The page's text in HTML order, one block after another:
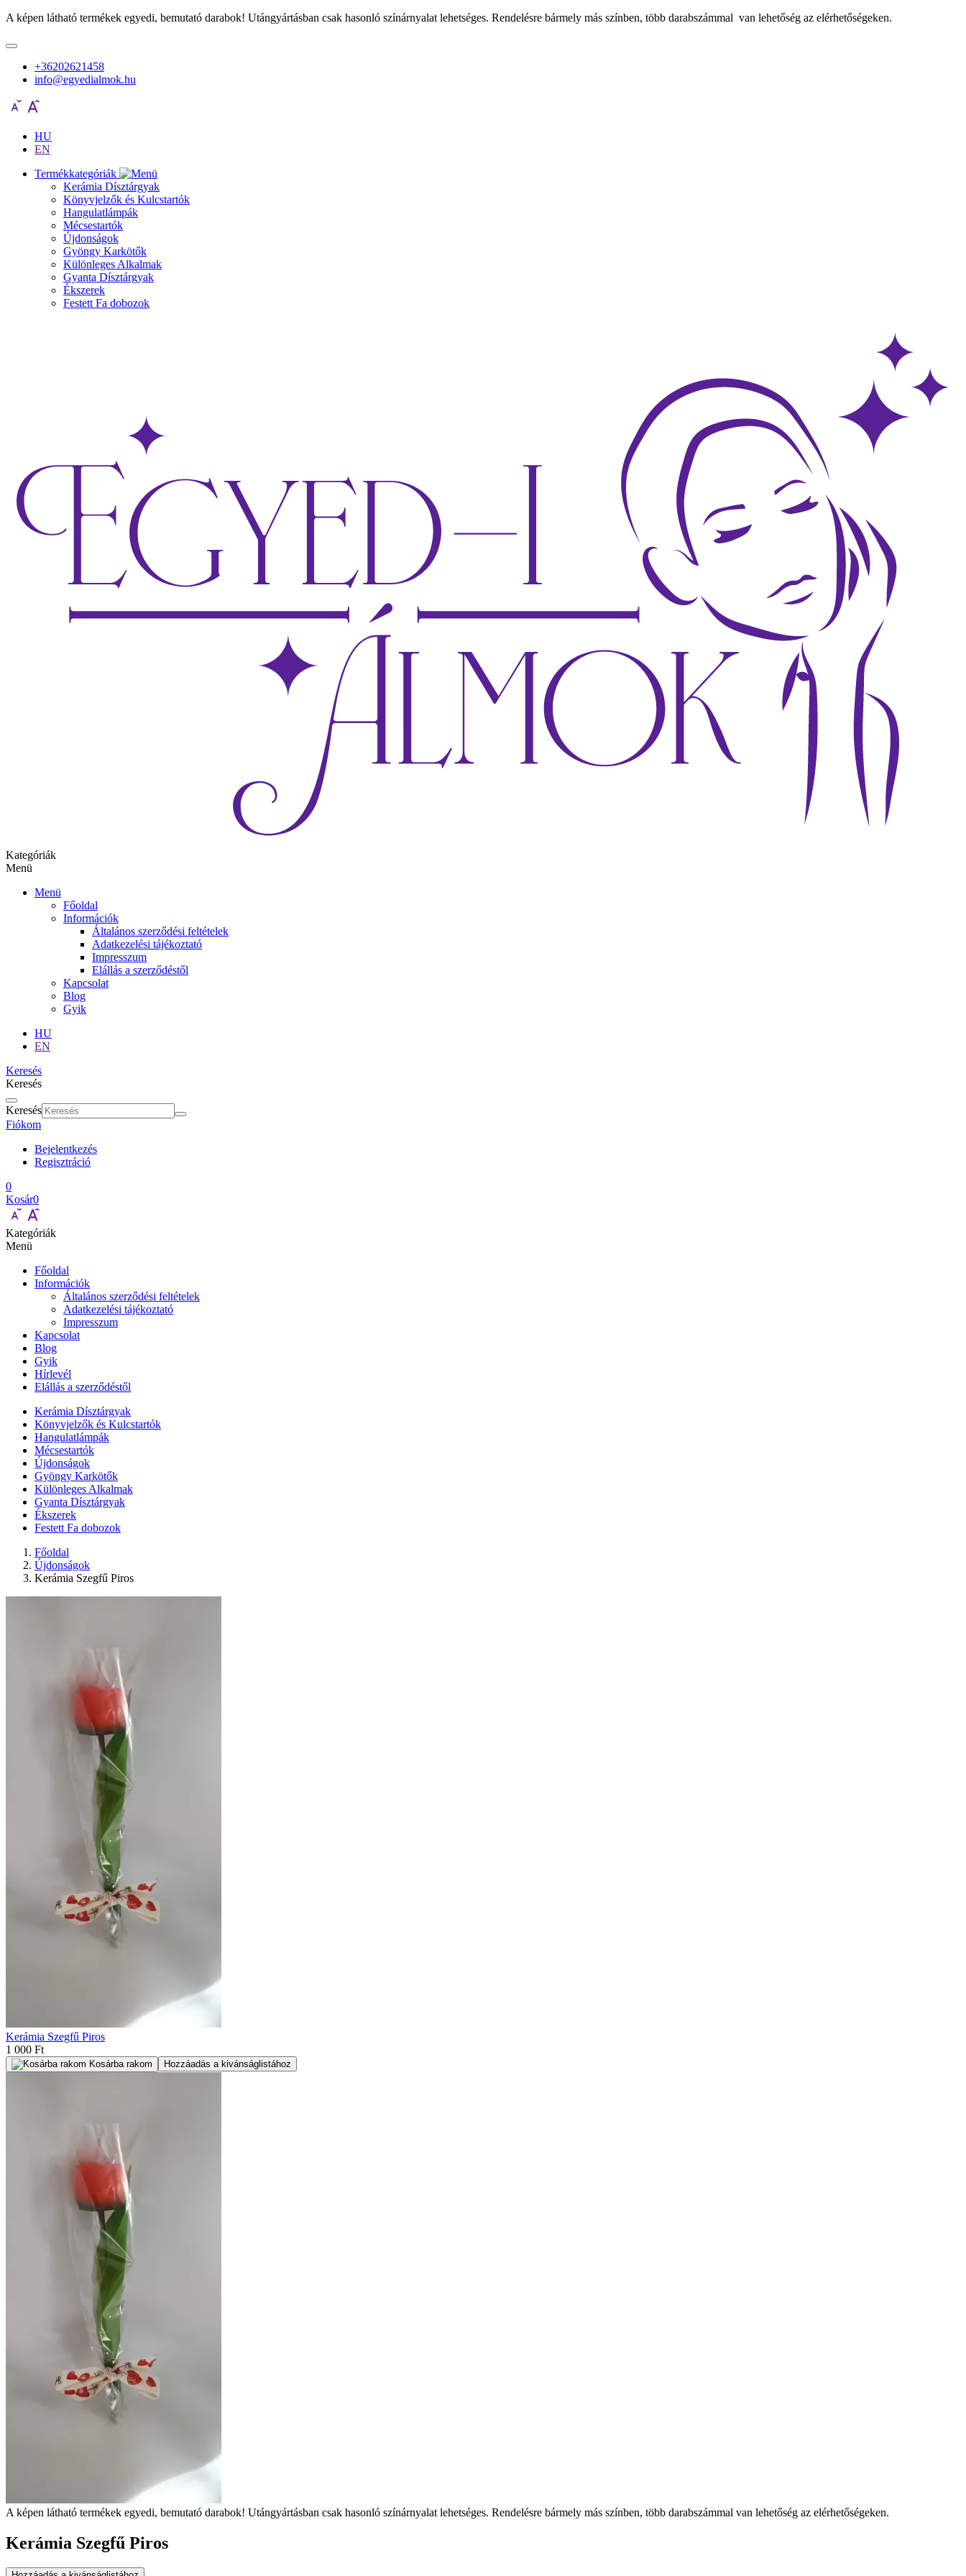
A képen látható termékek egyedi, bemutató darabok! Utángyártásban csak hasonló színárnyalat lehetséges. Rendelésre bármely más színben, több darabszámmal van lehetőség az elérhetőségeken.
+36202621458
info@egyedialmok.hu
HU
EN
Termékkategóriák
Kerámia Dísztárgyak
Könyvjelzők és Kulcstartók
Hangulatlámpák
Mécsestartók
Újdonságok
Gyöngy Karkötők
Különleges Alkalmak
Gyanta Dísztárgyak
Ékszerek
Festett Fa dobozok
Kategóriák
Menü
Menü
Főoldal
Információk
Általános szerződési feltételek
Adatkezelési tájékoztató
Impresszum
Elállás a szerződéstől
Kapcsolat
Blog
Gyik
HU
EN
Keresés
Keresés
Keresés
Fiókom
Bejelentkezés
Regisztráció
0
Kosár0
Kategóriák
Menü
Főoldal
Információk
Általános szerződési feltételek
Adatkezelési tájékoztató
Impresszum
Kapcsolat
Blog
Gyik
Hírlevél
Elállás a szerződéstől
Kerámia Dísztárgyak
Könyvjelzők és Kulcstartók
Hangulatlámpák
Mécsestartók
Újdonságok
Gyöngy Karkötők
Különleges Alkalmak
Gyanta Dísztárgyak
Ékszerek
Festett Fa dobozok
Főoldal
Újdonságok
Kerámia Szegfű Piros
Kerámia Szegfű Piros
1 000 Ft
Kosárba rakom Hozzáadás a kivánságlistához
A képen látható termékek egyedi, bemutató darabok! Utángyártásban csak hasonló színárnyalat lehetséges. Rendelésre bármely más színben, több darabszámmal van lehetőség az elérhetőségeken.
Kerámia Szegfű Piros